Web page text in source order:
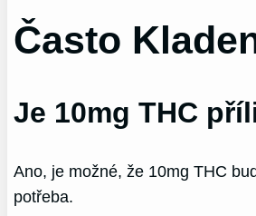
Často
Je 10mg THC
Ano, je možné, že 10mg THC
potřeba.